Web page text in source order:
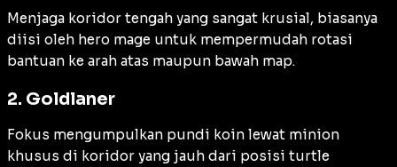
Menjaga koridor tengah yang sangat krusial, biasanya
diisi oleh hero mage untuk mempermudah rotasi
bantuan ke arah atas maupun bawah map.
2. Goldlaner
Fokus mengumpulkan pundi koin lewat minion
khusus di koridor yang jauh dari posisi turtle